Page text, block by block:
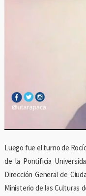
Luego fue el turno de
de la Pontificia
Dirección General de
Ministerio de las Culturas